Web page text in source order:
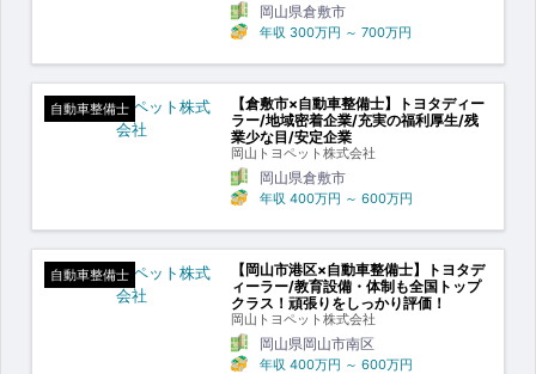
岡山県倉敷市
年収 300万円 ～ 700万円
自動車整備士
【倉敷市×自動車整備士】トヨタディー
ラー/地域密着企業/充実の福利厚生/残
業少な目/安定企業
岡山トヨペット株式会社
岡山県倉敷市
年収 400万円 ～ 600万円
自動車整備士
【岡山市港区×自動車整備士】トヨタデ
ィーラー/教育設備・体制も全国トップ
クラス！頑張りをしっかり評価！
岡山トヨペット株式会社
岡山県岡山市南区
年収 400万円 ～ 600万円